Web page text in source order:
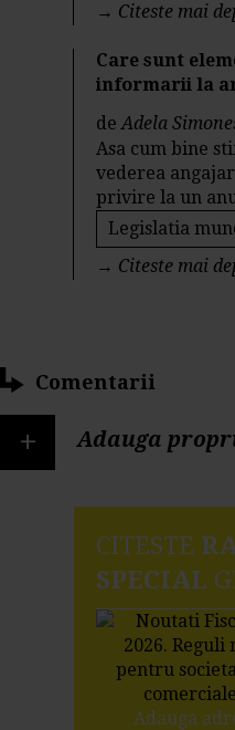
→ Citeste mai
Care sunt
informarii la
deAdela
Asa cum bine
vederea
privire la un
Legislatia
→ Citeste mai
Comentarii
+ Adauga
CITESTE
SPECIAL
Adauga